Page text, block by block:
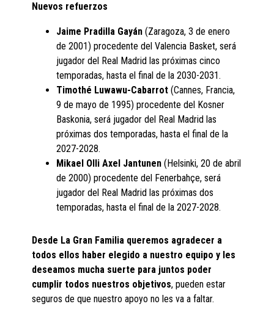
Nuevos refuerzos
Jaime Pradilla Gayán (Zaragoza, 3 de enero
de 2001) procedente del Valencia Basket, será
jugador del Real Madrid las próximas cinco
temporadas, hasta el final de la 2030-2031.
Timothé Luwawu-Cabarrot (Cannes, Francia,
9 de mayo de 1995) procedente del Kosner
Baskonia, será jugador del Real Madrid las
próximas dos temporadas, hasta el final de la
2027-2028.
Mikael Olli Axel Jantunen (Helsinki, 20 de abril
de 2000) procedente del Fenerbahçe, será
jugador del Real Madrid las próximas dos
temporadas, hasta el final de la 2027-2028.
Desde La Gran Familia queremos agradecer a
todos ellos haber elegido a nuestro equipo y les
deseamos mucha suerte para juntos poder
cumplir todos nuestros objetivos, pueden estar
seguros de que nuestro apoyo no les va a faltar.